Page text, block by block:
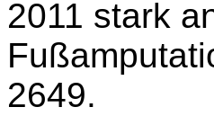
2011 stark
2649.